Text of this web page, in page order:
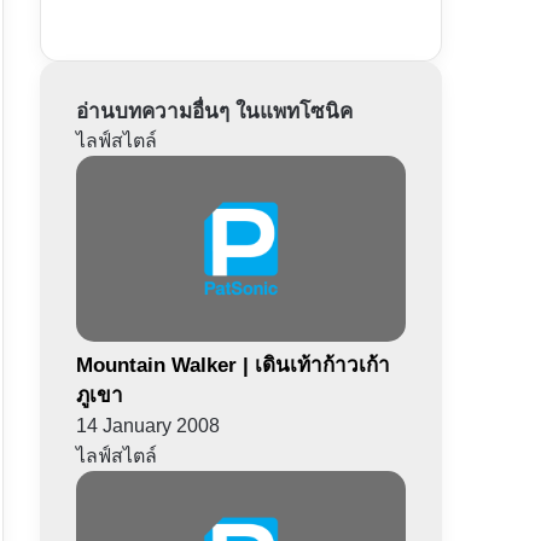
อ่านบทความอื่นๆ ในแพทโซนิค
ไลฟ์สไตล์
Mountain Walker | เดินเท้าก้าวเก้า
ภูเขา
14 January 2008
ไลฟ์สไตล์